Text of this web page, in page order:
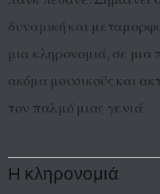
δυναμική και
μια κληρονομιά, σε
ακόμα μουσικούς και
τον παλμό μιας γενιά
Η κληρονομιά